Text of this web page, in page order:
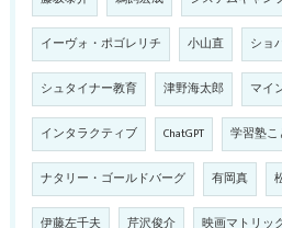
イーヴォ・ポゴレリチ 小山直 ショ
シュタイナー教育 津野海太郎 マイ
インタラクティブ ChatGPT 学習塾こ
ナタリー・ゴールドバーグ 有岡真
伊藤左千夫 芹沢俊介 映画マトリッ